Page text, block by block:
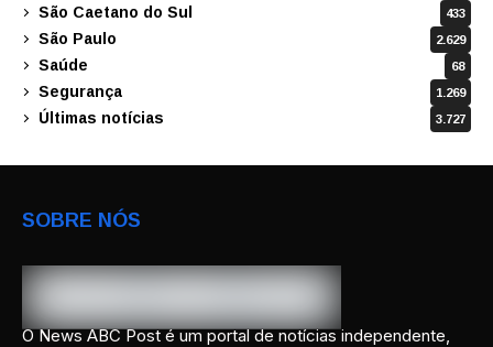
São Caetano do Sul 433
São Paulo 2.629
Saúde 68
Segurança 1.269
Últimas notícias 3.727
SOBRE NÓS
O News ABC Post é um portal de notícias independente,